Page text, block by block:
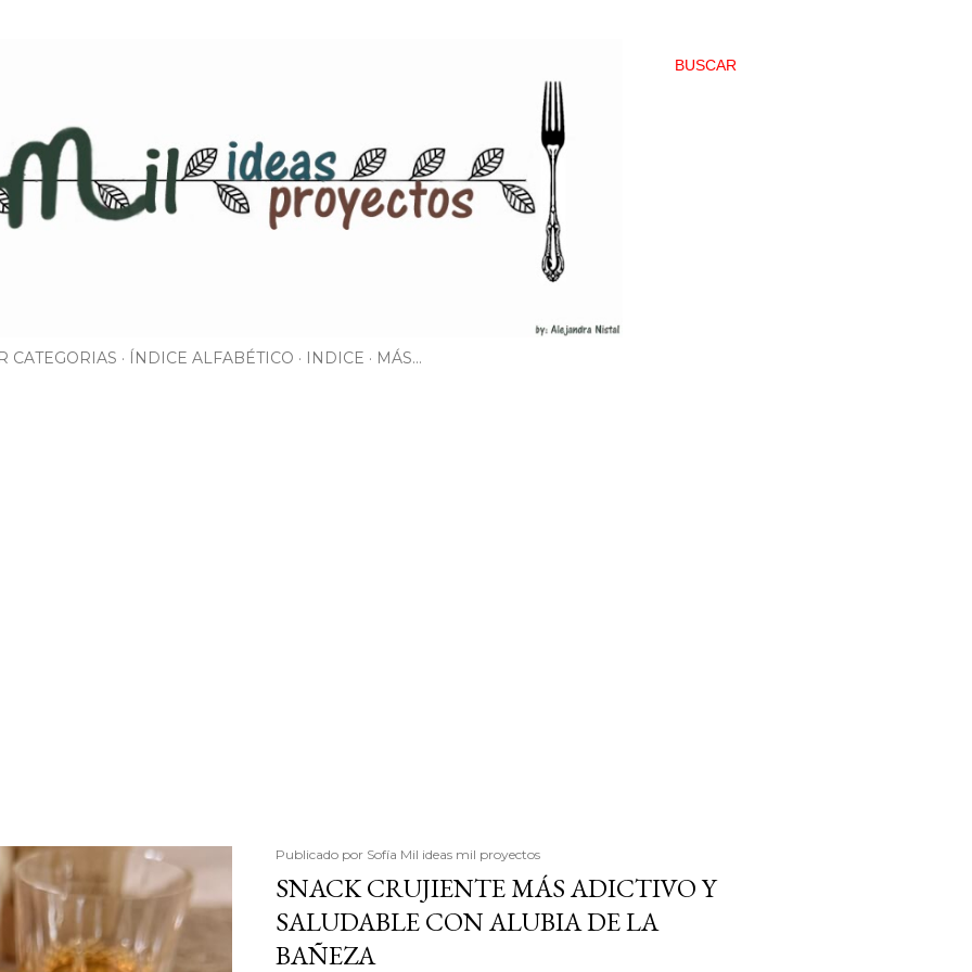
BUSCAR
CATEGORIAS ÍNDICE ALFABÉTICO INDICE MÁS…
Publicado por Sofía Mil ideas mil proyectos
SNACK CRUJIENTE MÁS ADICTIVO Y
SALUDABLE CON ALUBIA DE LA
BAÑEZA